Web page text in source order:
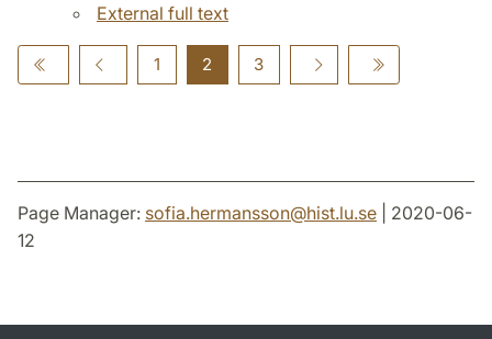
External full text
1 2 3
Page Manager: sofia.hermansson@hist.lu.se | 2020-06-
12